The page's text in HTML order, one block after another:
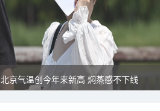
北京气温创今年来新高 焖蒸感不下线